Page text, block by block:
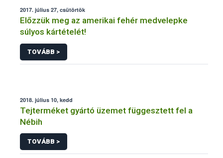
2017. július 27, csütörtök
Előzzük meg az amerikai fehér medvelepke
súlyos kártételét!
TOVÁBB >
2018. július 10, kedd
Tejterméket gyártó üzemet függesztett fel a
Nébih
TOVÁBB >